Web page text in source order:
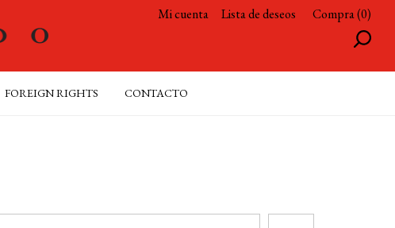
Mi cuenta Lista de deseos Compra (0)
FOREIGN RIGHTS CONTACTO